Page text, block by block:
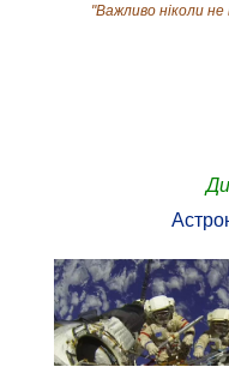
"Важливо ніколи